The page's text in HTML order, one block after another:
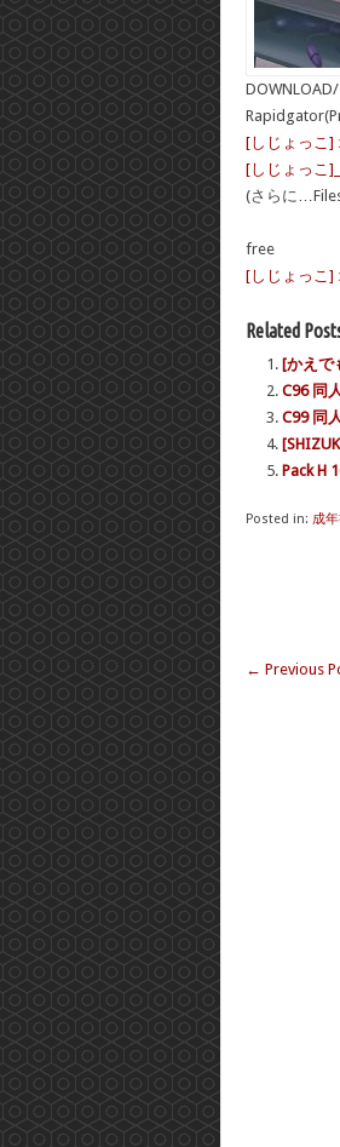
[しじょっこ]
[しじょっこ
(さらに
free
[しじょっこ]
Related
[かえで
C96 同
C99 同
Pack H
Posted in: 成
← Previous